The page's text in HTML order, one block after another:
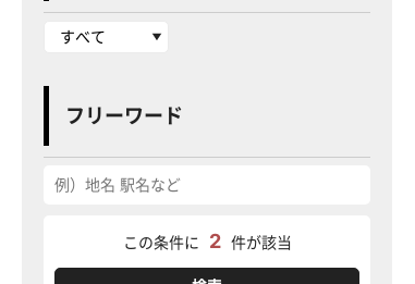
フリーワード
この条件に 2 件が該当